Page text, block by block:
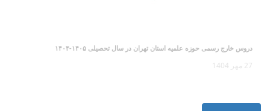
دروس خارج رسمی حوزه علمیه استان تهران در سال تحصیلی ۱۴۰۵-۱۴۰۴
27 مهر 1404